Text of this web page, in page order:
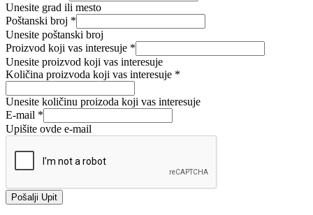
Unesite grad ili mesto
Poštanski broj *
Unesite poštanski broj
Proizvod koji vas interesuje *
Unesite proizvod koji vas interesuje
Količina proizvoda koji vas interesuje *
Unesite količinu proizoda koji vas interesuje
E-mail *
Upišite ovde e-mail
Pošalji Upit